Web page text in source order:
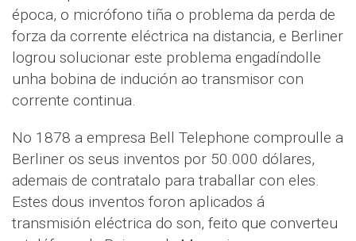
época, o micrófono tiña o problema da perda de
forza da corrente eléctrica na distancia, e Berliner
logrou solucionar este problema engadíndolle
unha bobina de indución ao transmisor con
corrente continua.
No 1878 a empresa Bell Telephone comproulle a
Berliner os seus inventos por 50.000 dólares,
ademais de contratalo para traballar con eles.
Estes dous inventos foron aplicados á
transmisión eléctrica do son, feito que converteu